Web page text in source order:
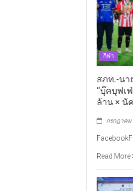
กีฬา
สภท.-นา
“บุ๊คบุฟเ
ล้าน × นั
กรกฎาคม
Read More